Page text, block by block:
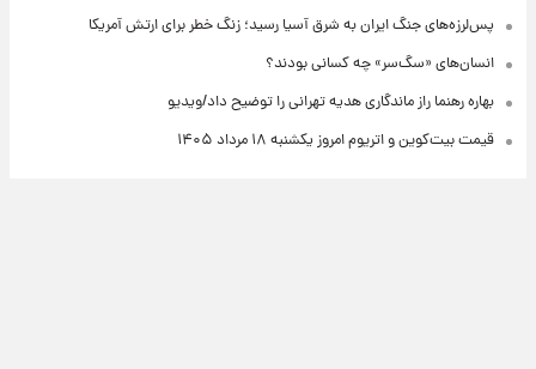
پس‌لرزه‌های جنگ ایران به شرق آسیا رسید؛ زنگ خطر برای ارتش آمریکا
انسان‌های «سگ‌سر» چه کسانی بودند؟
بهاره رهنما راز ماندگاری هدیه تهرانی را توضیح داد/ویدیو
قیمت بیت‌کوین و اتریوم امروز یکشنبه ۱۸ مرداد ۱۴۰۵